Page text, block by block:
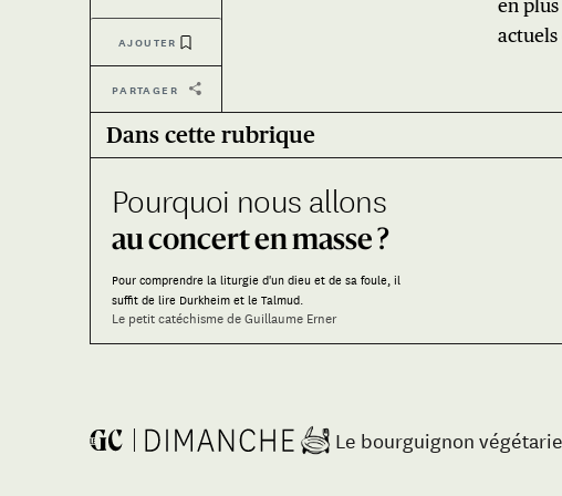
Kate Bush-
Babooshka →
AJOUTER
PARTAGER
en
Dans cette rubrique
Pourquoi nous allons
au concert en masse ?
Pour comprendre la liturgie d'un dieu et de sa foule, il
suffit de lire Durkheim et le Talmud.
Le petit catéchisme de Guillaume Erner
Le bourguignon